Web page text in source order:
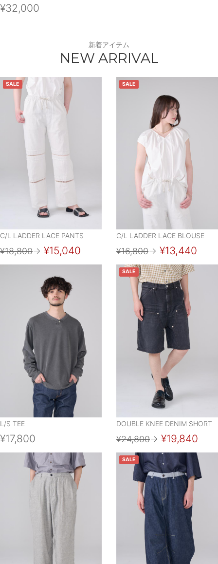
¥32,000
新着アイテム
NEW ARRIVAL
SALE
C/L LADDER LACE PANTS
¥18,800→ ¥15,040
SALE
C/L LADDER LACE BLOUSE
¥16,800→ ¥13,440
L/S TEE
¥17,800
SALE
DOUBLE KNEE DENIM SHORT
¥24,800→ ¥19,840
SALE